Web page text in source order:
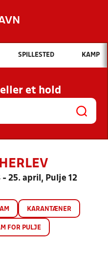
Hvad vil du søge efter?
OG NYHEDER
KLUBBER OG
SPILLESTED KAMP
et hold
- 25. april, Pulje 12
KARANTÆNER
FOR PULJE